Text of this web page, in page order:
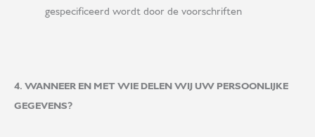
gespecificeerd wordt door de voorschriften
4. WANNEER EN MET WIE DELEN WIJ UW PERSOONLIJKE
GEGEVENS?